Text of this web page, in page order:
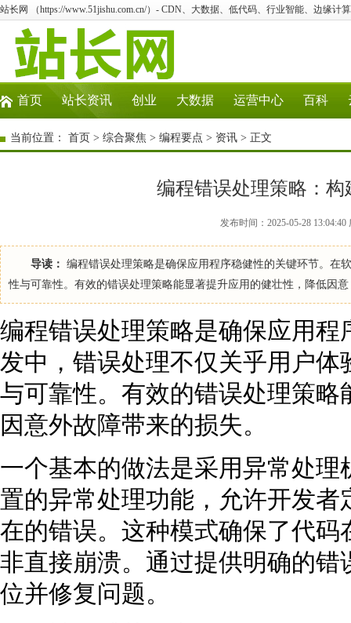
站长网 （https://www.51jishu.com.cn/）- CDN、大数据、低代码、行业智能、边缘计
首页 站长资讯 创业 大数据 运营中心 百科
当前位置： 首页 > 综合聚焦 > 编程要点 > 资讯 > 正文
编程错误处理策略：
发布时间：2025-05-28
导读： 编程错误处理策略是确保应用程序稳健性的关键环节。在
性与可靠性。有效的错误处理策略能显著提升应用的健壮性，降低因意
编程错误处理策略是确保应用
发中，错误处理不仅关乎用户
与可靠性。有效的错误处理策
因意外故障带来的损失。
一个基本的做法是采用异常处
置的异常处理功能，允许开发者
在的错误。这种模式确保了代
非直接崩溃。通过提供明确的
位并修复问题。